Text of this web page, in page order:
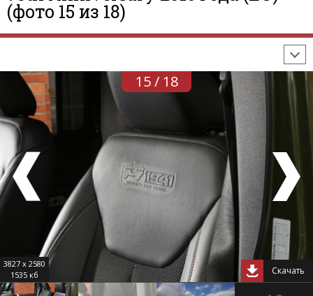
(фото 15 из 18)
АВТОСАЛОНЫ
ФОРМУЛА-1
15 / 18
3827 x 2580
1535 кб
Скачать